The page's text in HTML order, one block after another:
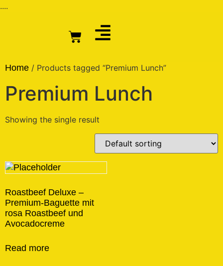
....
Home / Products tagged “Premium Lunch”
Premium Lunch
Showing the single result
Roastbeef Deluxe –
Premium-Baguette mit
rosa Roastbeef und
Avocadocreme
Read more